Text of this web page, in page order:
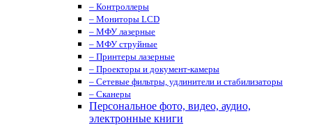
– Контроллеры
– Мониторы LCD
– МФУ лазерные
– МФУ струйные
– Принтеры лазерные
– Проекторы и документ-камеры
– Сетевые фильтры, удлинители и стабилизаторы
– Сканеры
Персональное фото, видео, аудио,
электронные книги